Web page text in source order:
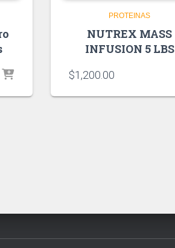
PROTEINAS
NUTREX MASS
INFUSION 5 LBS
$1,200.00